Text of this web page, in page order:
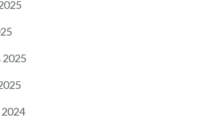
2025
2024